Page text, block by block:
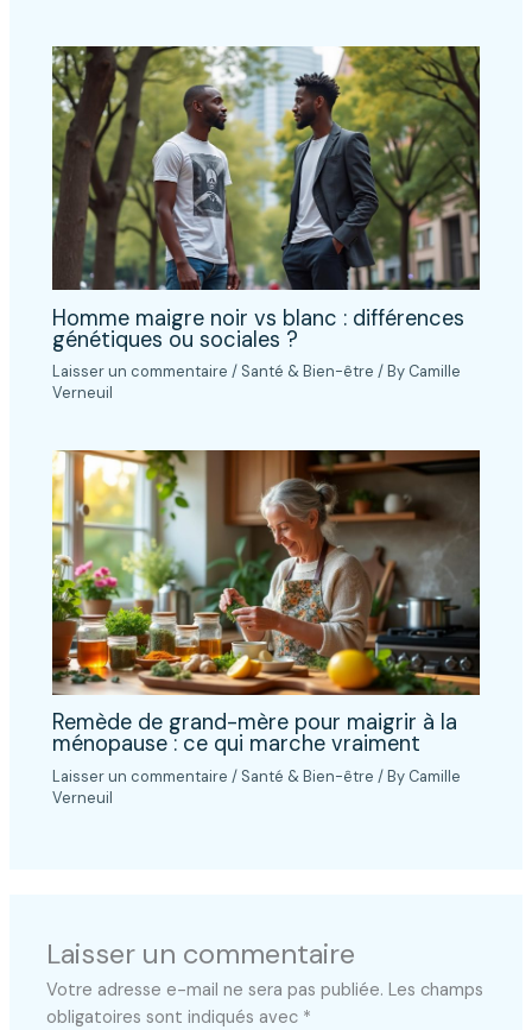
Homme maigre noir vs blanc : différences
génétiques ou sociales ?
Laisser un commentaire / Santé & Bien-être / By Camille
Verneuil
Remède de grand-mère pour maigrir à la
ménopause : ce qui marche vraiment
Laisser un commentaire / Santé & Bien-être / By Camille
Verneuil
Laisser un commentaire
Votre adresse e-mail ne sera pas publiée. Les champs
obligatoires sont indiqués avec *